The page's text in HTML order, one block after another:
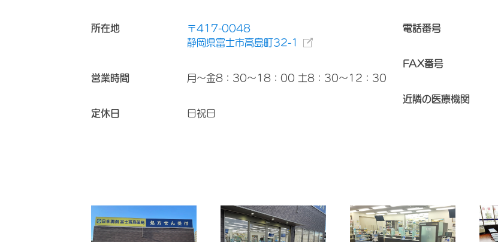
所在地
〒417-0048
静岡県富士市高島町32-1
営業時間 月～金8：30～18：00 土8：30～12：30
定休日 日祝日
電話番号
FAX番号
近隣の医療機関